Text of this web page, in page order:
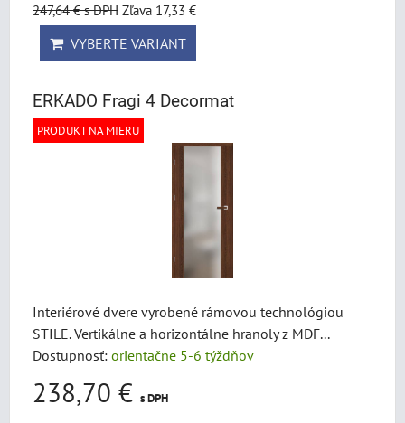
247,64 €s DPH Zľava 17,33 €
VYBERTE VARIANT
ERKADO Fragi 4 Decormat
PRODUKT NA MIERU
Interiérové dvere vyrobené rámovou technológiou
STILE. Vertikálne a horizontálne hranoly z MDF...
Dostupnosť: orientačne 5-6 týždňov
238,70 € s DPH